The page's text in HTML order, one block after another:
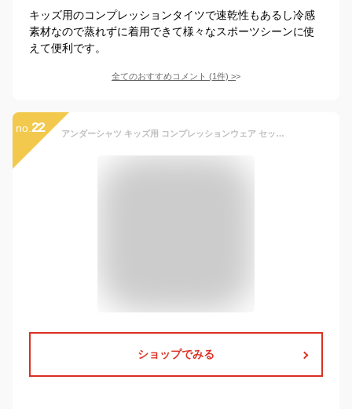
キッズ用のコンプレッションタイツで速乾性もあるし冷感
素材なので蒸れずに着用できて様々なスポーツシーンに使
えて便利です。
全てのおすすめコメント (1件) >
no. 22 アンダーシャツ キッズ用 コンプレッションウェア セット スポーツ インナー ウェア 上下セット 長袖 タイツ ロングパンツ アンダーウェア 上着 スパッツ メンズ 高機能 春 夏 秋 吸汗速乾 インナー ランニング マラソン バスケットボール サッカー ゴルフ フィットネス
ショップでみる